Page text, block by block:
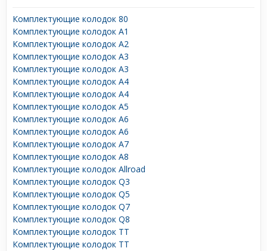
Комплектующие колодок 80
Комплектующие колодок A1
Комплектующие колодок A2
Комплектующие колодок A3
Комплектующие колодок A3
Комплектующие колодок A4
Комплектующие колодок A4
Комплектующие колодок A5
Комплектующие колодок A6
Комплектующие колодок A6
Комплектующие колодок A7
Комплектующие колодок A8
Комплектующие колодок Allroad
Комплектующие колодок Q3
Комплектующие колодок Q5
Комплектующие колодок Q7
Комплектующие колодок Q8
Комплектующие колодок TT
Комплектующие колодок TT